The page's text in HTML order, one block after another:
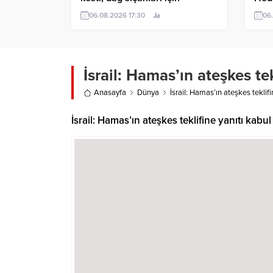
OnlyFans hesabı açtı
06.08.2026 17:30
İsrail: Hamas’ın ateşkes
Anasayfa Dünya İsrail: Hamas’ın ateşkes
İsrail: Hamas’ın ateşkes teklifine yanıtı